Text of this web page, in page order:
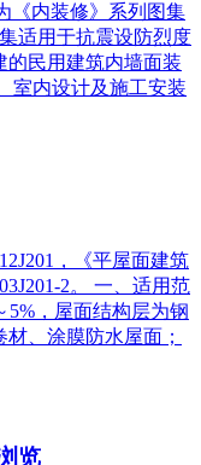
《内装修》系列图集
适用于抗震设防烈度
的民用建筑内墙面装
室内设计及施工安装
，《平屋面建筑
2。 一、适用范
5%，屋面结构层为钢
、涂膜防水屋面；
览